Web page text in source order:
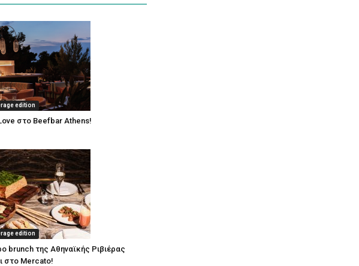
edition
στο Beefbar Athens!
edition
brunch της Αθηναϊκής Ριβιέρας
στο Mercato!